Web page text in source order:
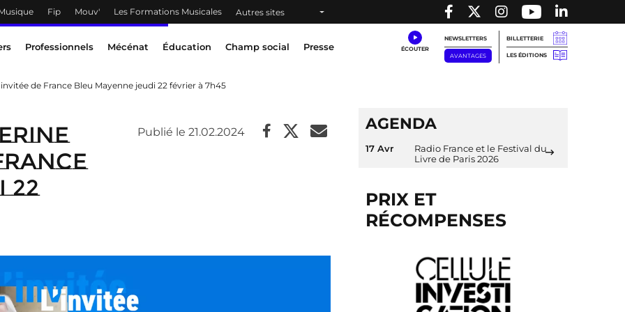
Fip Mouv' Les Formations Musicales Autres sites
Professionnels Mécénat Éducation Champ social Presse
NEWSLETTERS
AVANTAGES
BILLETTERIE
LES ÉDITIONS
de France Bleu Mayenne jeudi 22 février à 7h45
22
Publié le 21.02.2024 AGENDA
17 Avr
Radio France et le Festival du
Livre de Paris 2026
PRIX ET
RÉCOMPENSES